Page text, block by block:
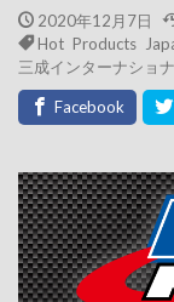
2020年12月7日
Hot Products
三成インターナショ